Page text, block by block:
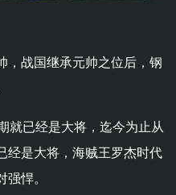
，战国继承元帅之位后，钢
就已经是大将，迄今为止从
经是大将，海贼王罗杰时代
悍。